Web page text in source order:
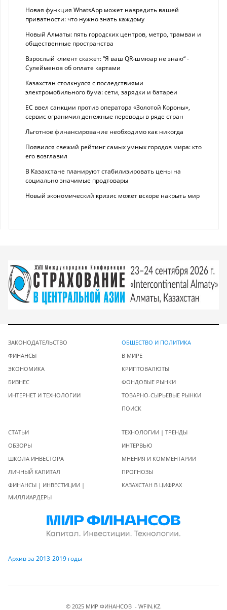
Новая функция WhatsApp может навредить вашей
приватности: что нужно знать каждому
Новый Алматы: пять городских центров, метро, трамваи и
общественные пространства
Взрослый клиент скажет: “Я ваш QR-шмюар не знаю“ -
Сулейменов об оплате картами
Казахстан столкнулся с последствиями
электромобильного бума: сети, зарядки и батареи
ЕС ввел санкции против оператора «Золотой Короны»,
сервис ограничил денежные переводы в ряде стран
Льготное финансирование необходимо как никогда
Появился свежий рейтинг самых умных городов мира: кто
его возглавил
В Казахстане планируют стабилизировать цены на
социально значимые продтовары
Новый экономический кризис может вскоре накрыть мир
ЗАКОНОДАТЕЛЬСТВО
ФИНАНСЫ
ЭКОНОМИКА
БИЗНЕС
ИНТЕРНЕТ И ТЕХНОЛОГИИ
ОБЩЕСТВО И ПОЛИТИКА
В МИРЕ
КРИПТОВАЛЮТЫ
ФОНДОВЫЕ РЫНКИ
ТОВАРНО-СЫРЬЕВЫЕ РЫНКИ
ПОИСК
СТАТЬИ
ОБЗОРЫ
ШКОЛА ИНВЕСТОРА
ЛИЧНЫЙ КАПИТАЛ
ФИНАНСЫ | ИНВЕСТИЦИИ |
МИЛЛИАРДЕРЫ
ТЕХНОЛОГИИ | ТРЕНДЫ
ИНТЕРВЬЮ
МНЕНИЯ И КОММЕНТАРИИ
ПРОГНОЗЫ
КАЗАХСТАН В ЦИФРАХ
Архив за 2013-2019 годы
© 2025 МИР ФИНАНСОВ - WFIN.KZ.